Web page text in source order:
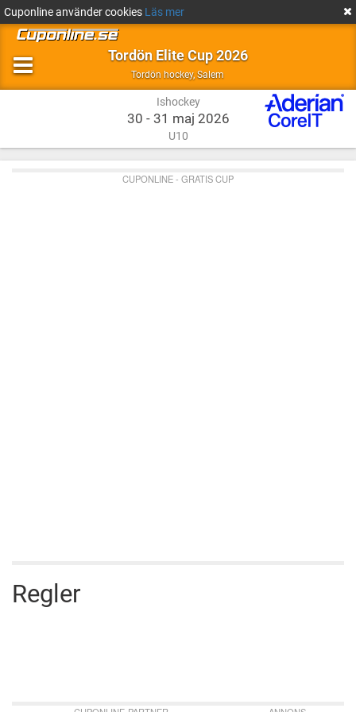
Cuponline använder cookies Läs mer
Tordön Elite Cup 2026
Tordön hockey,Ishockey
SalemSalem
Ishockey
30 - 31 maj 2026
U10
CUPONLINE - GRATIS CUP
Regler